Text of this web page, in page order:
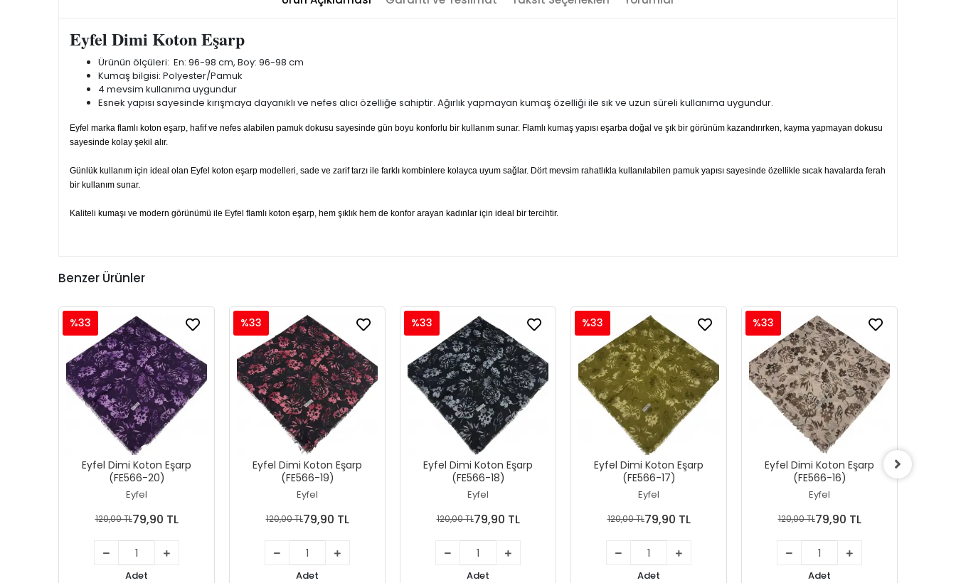
Eyfel Dimi Koton Eşarp
Ürünün ölçüleri: En: 96-98 cm, Boy: 96-98 cm
Kumaş bilgisi: Polyester/Pamuk
4 mevsim kullanıma uygundur
Esnek yapısı sayesinde kırışmaya dayanıklı ve nefes alıcı özelliğe sahiptir. Ağırlık yapmayan kumaş özelliği ile sık ve uzun süreli kullanıma uygundur.
Eyfel marka flamlı koton eşarp, hafif ve nefes alabilen pamuk dokusu sayesinde gün boyu konforlu bir kullanım sunar. Flamlı kumaş yapısı eşarba doğal ve şık bir görünüm kazandırırken, kayma yapmayan dokusu
sayesinde kolay şekil alır.
Günlük kullanım için ideal olan Eyfel koton eşarp modelleri, sade ve zarif tarzı ile farklı kombinlere kolayca uyum sağlar. Dört mevsim rahatlıkla kullanılabilen pamuk yapısı sayesinde özellikle sıcak havalarda ferah
bir kullanım sunar.
Kaliteli kumaşı ve modern görünümü ile Eyfel flamlı koton eşarp, hem şıklık hem de konfor arayan kadınlar için ideal bir tercihtir.
Benzer Ürünler
Eyfel Dimi Koton Eşarp
(FE566-20)
Eyfel
%33
120,00 TL79,90 TL
Adet
Eyfel Dimi Koton Eşarp
(FE566-19)
Eyfel
%33
120,00 TL79,90 TL
Adet
Eyfel Dimi Koton Eşarp
(FE566-18)
Eyfel
%33
120,00 TL79,90 TL
Adet
Eyfel Dimi Koton Eşarp
(FE566-17)
Eyfel
%33
120,00 TL79,90 TL
Adet
Eyfel Dimi Koton Eşarp
(FE566-16)
Eyfel
%33
120,00 TL79,90 TL
Adet